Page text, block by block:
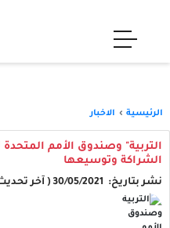
الرئيسية الاخبار
التربية" وصندوق الأمم
الشراكة وتوسيعها
نشر بتاريخ: 30/05/2021 ( آخر تحديث: 30/05/2021 الساعة: 08:24:01 )